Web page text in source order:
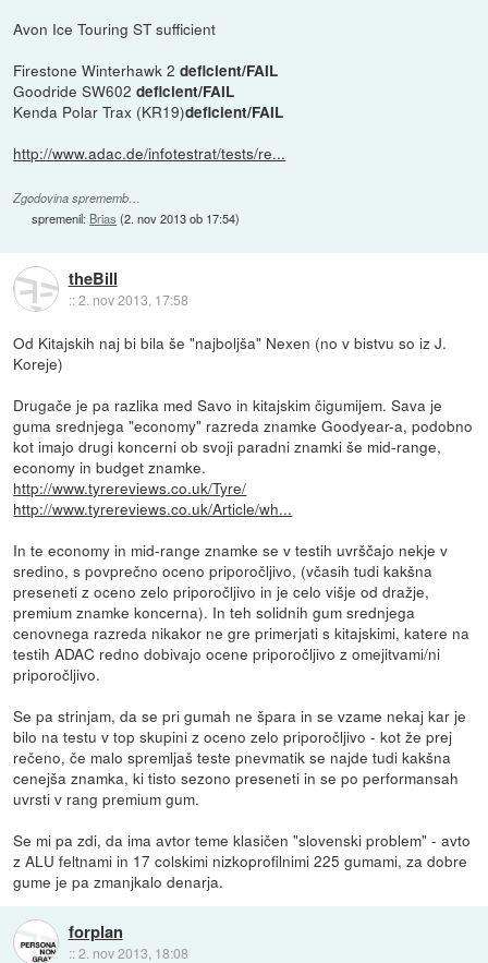
Avon Ice Touring ST sufficient
Firestone Winterhawk 2deficient/FAIL
Goodride SW602deficient/FAIL
Kenda Polar Trax (KR19)deficient/FAIL
http://www.adac.de/infotestrat/tests/re...
Zgodovina sprememb…
spremenil: Brias (2. nov 2013 ob 17:54)
theBill
::2. nov 2013, 17:58
Od Kitajskih naj bi bila še "najboljša" Nexen (no v bistvu so iz J.
Koreje)
Drugače je pa razlika med Savo in kitajskim čigumijem. Sava je
guma srednjega "economy" razreda znamke Goodyear-a, podobno
kot imajo drugi koncerni ob svoji paradni znamki še mid-range,
economy in budget znamke.
http://www.tyrereviews.co.uk/Tyre/
http://www.tyrereviews.co.uk/Article/wh...
In te economy in mid-range znamke se v testih uvrščajo nekje v
sredino, s povprečno oceno priporočljivo, (včasih tudi kakšna
preseneti z oceno zelo priporočljivo in je celo višje od dražje,
premium znamke koncerna). In teh solidnih gum srednjega
cenovnega razreda nikakor ne gre primerjati s kitajskimi, katere na
testih ADAC redno dobivajo ocene priporočljivo z omejitvami/ni
priporočljivo.
Se pa strinjam, da se pri gumah ne špara in se vzame nekaj kar je
bilo na testu v top skupini z oceno zelo priporočljivo - kot že prej
rečeno, če malo spremljaš teste pnevmatik se najde tudi kakšna
cenejša znamka, ki tisto sezono preseneti in se po performansah
uvrsti v rang premium gum.
Se mi pa zdi, da ima avtor teme klasičen "slovenski problem" - avto
z ALU feltnami in 17 colskimi nizkoprofilnimi 225 gumami, za dobre
gume je pa zmanjkalo denarja.
forplan
::2. nov 2013, 18:08